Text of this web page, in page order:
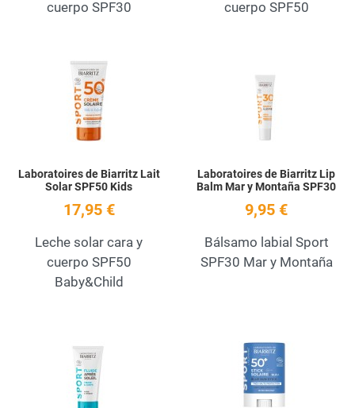
cuerpo SPF30
cuerpo SPF50
Laboratoires de Biarritz Lait
Solar SPF50 Kids
17,95 €
Leche solar cara y
cuerpo SPF50
Baby&Child
Laboratoires de Biarritz Lip
Balm Mar y Montaña SPF30
9,95 €
Bálsamo labial Sport
SPF30 Mar y Montaña